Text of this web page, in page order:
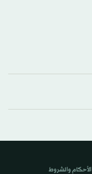
الأحكام والشروط